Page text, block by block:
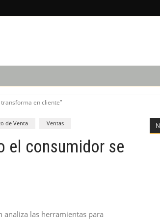
en cliente”
de Venta Ventas
el consumidor se
analiza las herramientas para